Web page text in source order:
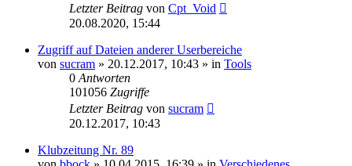
Letzter Beitrag von Cpt_Void
20.08.2020, 15:44
Zugriff auf Dateien anderer Userbereiche
von sucram » 20.12.2017, 10:43 » in Tools
0 Antworten
101056 Zugriffe
Letzter Beitrag von sucram
20.12.2017, 10:43
Klubzeitung Nr. 89